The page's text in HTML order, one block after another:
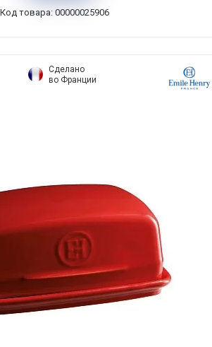
Код товара: 00000025906
Сделано
во Франции